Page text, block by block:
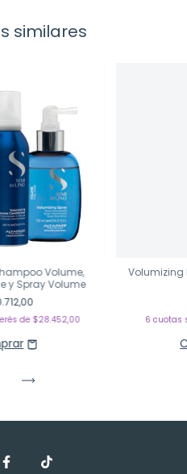
similares
Volume,
y Spray Volume
de $28.452,00
Volumizing
6 cuotas